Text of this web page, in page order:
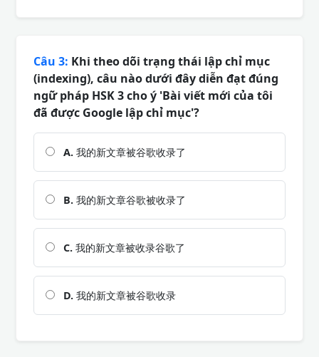
Câu 3: Khi theo dõi trạng thái lập chỉ mục
(indexing), câu nào dưới đây diễn đạt đúng
ngữ pháp HSK 3 cho ý 'Bài viết mới của tôi
đã được Google lập chỉ mục'?
A. 我的新文章被谷歌收录了
B. 我的新文章谷歌被收录了
C. 我的新文章被收录谷歌了
D. 我的新文章被谷歌收录